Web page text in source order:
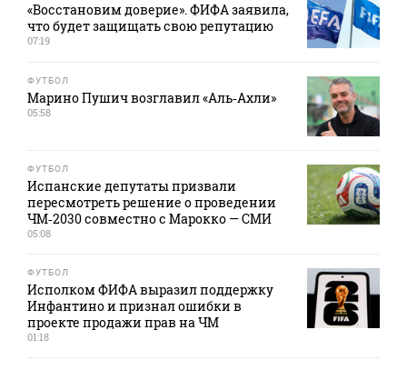
«Восстановим доверие». ФИФА заявила,
что будет защищать свою репутацию
07:19
ФУТБОЛ
Марино Пушич возглавил «Аль‑Ахли»
05:58
ФУТБОЛ
Испанские депутаты призвали
пересмотреть решение о проведении
ЧМ‑2030 совместно с Марокко — СМИ
05:08
ФУТБОЛ
Исполком ФИФА выразил поддержку
Инфантино и признал ошибки в
проекте продажи прав на ЧМ
01:18